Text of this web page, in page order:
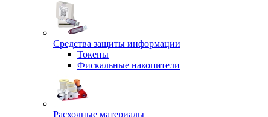
Средства защиты информации
Токены
Фискальные накопители
Расходные материалы